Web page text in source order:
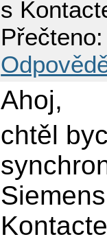
s
Ahoj,
chtěl